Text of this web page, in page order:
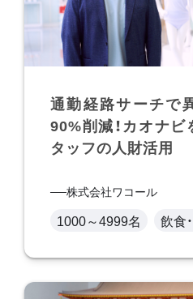
通勤経路サーチで
90%削減！カオナ
タッフの人財活用
株式会社ワコール
1000～4999名 飲食